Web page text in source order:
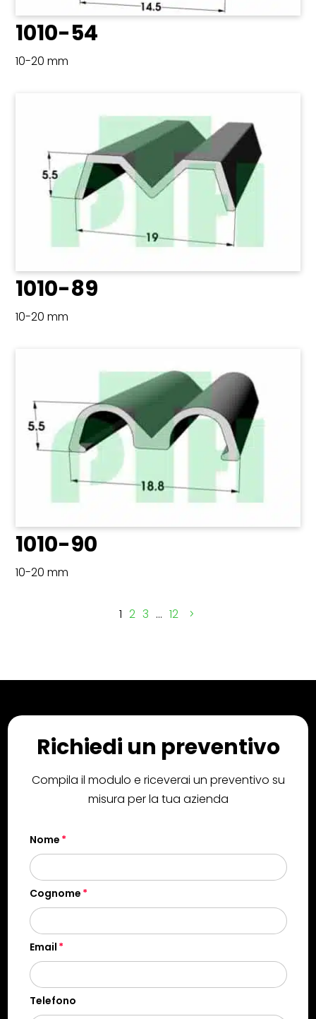
1010-54
10-20 mm
1010-89
10-20 mm
1010-90
10-20 mm
1 2 3 … 12
Richiedi un preventivo
Compila il modulo e riceverai un preventivo su
misura per la tua azienda
Nome
Cognome
Email
Telefono